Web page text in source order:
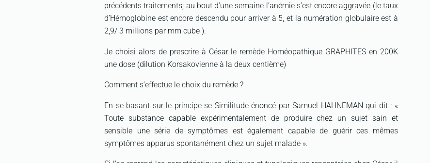
précédents traitements; au bout d’une semaine l’anémie s’est encore aggravée (le taux
d’Hémoglobine est encore descendu pour arriver à 5, et la numération globulaire est à
2,9/ 3 millions par mm cube ).
Je choisi alors de prescrire à César le remède Homéopathique GRAPHITES en 200K
une dose (dilution Korsakovienne à la deux centième)
Comment s’effectue le choix du remède ?
En se basant sur le principe se Similitude énoncé par Samuel HAHNEMAN qui dit : «
Toute substance capable expérimentalement de produire chez un sujet sain et
sensible une série de symptômes est également capable de guérir ces mêmes
symptômes apparus spontanément chez un sujet malade ».